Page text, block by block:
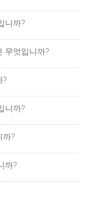
니까?
무엇입니까?
?
니까?
까?
까?